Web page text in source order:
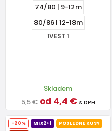
74/80 | 9-12m
80/86 | 12-18m
1VEST 1
Skladem
5,5 € od 4,4 € s DPH
-20% MIX2+1
POSLEDNÉ KUSY